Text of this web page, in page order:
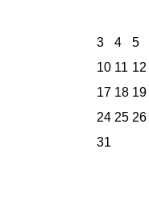
3
4 5
10 11 12
17 18 19
24 25 26
31